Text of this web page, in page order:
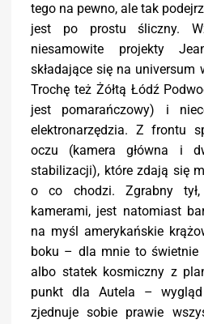
tego na pewno, ale tak
jest po prostu śliczny.
niesamowite projekty
składające się na universum
Trochę też Żółtą Łódź
jest pomarańczowy) i
elektronarzędzia. Z frontu
oczu (kamera główna i
stabilizacji), które zdają się
o co chodzi. Zgrabny tył,
kamerami, jest natomiast
na myśl amerykańskie
boku – dla mnie to świetnie
albo statek kosmiczny z
punkt dla Autela –
zjednuje sobie prawie